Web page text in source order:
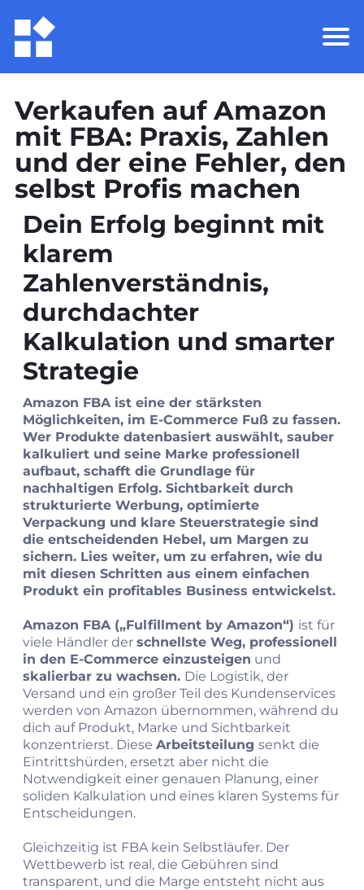
Verkaufen auf Amazon
mit FBA: Praxis, Zahlen
und der eine Fehler, den
selbst Profis machen
Dein Erfolg beginnt mit
klarem
Zahlenverständnis,
durchdachter
Kalkulation und smarter
Strategie
Amazon FBA ist eine der stärksten
Möglichkeiten, im E-Commerce Fuß zu fassen.
Wer Produkte datenbasiert auswählt, sauber
kalkuliert und seine Marke professionell
aufbaut, schafft die Grundlage für
nachhaltigen Erfolg. Sichtbarkeit durch
strukturierte Werbung, optimierte
Verpackung und klare Steuerstrategie sind
die entscheidenden Hebel, um Margen zu
sichern. Lies weiter, um zu erfahren, wie du
mit diesen Schritten aus einem einfachen
Produkt ein profitables Business entwickelst.
Amazon FBA („Fulfillment by Amazon“) ist für
viele Händler der schnellste Weg, professionell
in den E-Commerce einzusteigen und
skalierbar zu wachsen. Die Logistik, der
Versand und ein großer Teil des Kundenservices
werden von Amazon übernommen, während du
dich auf Produkt, Marke und Sichtbarkeit
konzentrierst. Diese Arbeitsteilung senkt die
Eintrittshürden, ersetzt aber nicht die
Notwendigkeit einer genauen Planung, einer
soliden Kalkulation und eines klaren Systems für
Entscheidungen.
Gleichzeitig ist FBA kein Selbstläufer. Der
Wettbewerb ist real, die Gebühren sind
transparent, und die Marge entsteht nicht aus